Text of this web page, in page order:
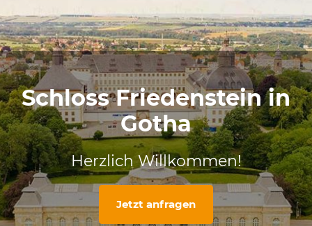
Schloss Friedenstein in
Gotha
Herzlich Willkommen!
Jetzt anfragen